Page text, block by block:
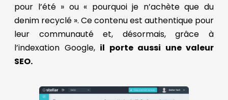
pour l’été » ou « pourquoi je n’achète que du
denim recyclé ». Ce contenu est authentique pour
leur communauté et, désormais, grâce à
l’indexation Google, il porte aussi une valeur
SEO.